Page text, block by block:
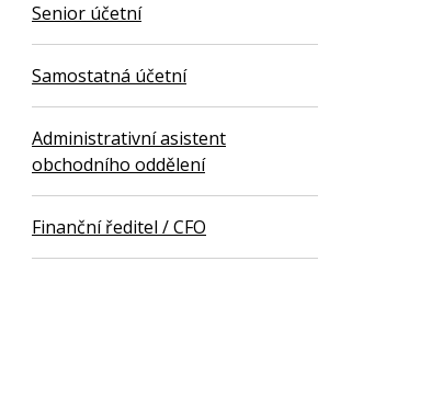
Senior účetní
Samostatná účetní
Administrativní asistent
obchodního oddělení
Finanční ředitel / CFO